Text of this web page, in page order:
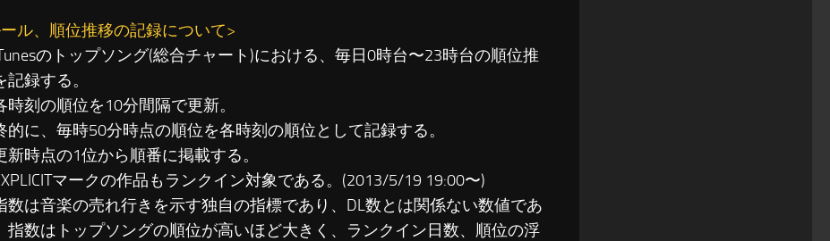
ル、順位推移の記録について>
のトップソング(総合チャート)における、毎日0時台〜23時台の順位推
記録する。
時刻の順位を10分間隔で更新。
的に、毎時50分時点の順位を各時刻の順位として記録する。
新時点の1位から順番に掲載する。
マークの作品もランクイン対象である。(2013/5/19 19:00〜)
数は音楽の売れ行きを示す独自の指標であり、DL数とは関係ない数値であ
指数はトップソングの順位が高いほど大きく、ランクイン日数、順位の浮